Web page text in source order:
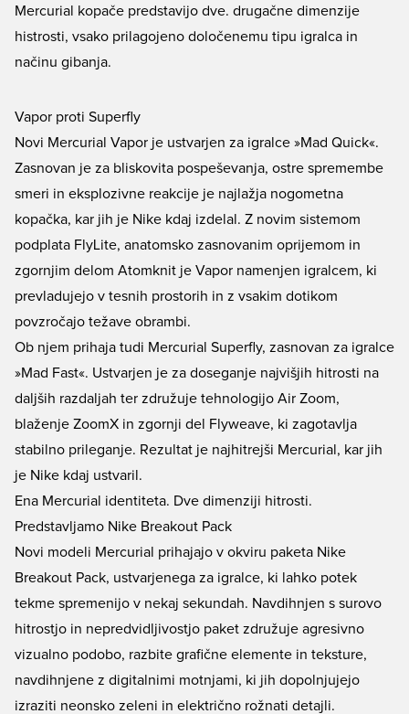
Mercurial kopače predstavijo dve. drugačne dimenzije
histrosti, vsako prilagojeno določenemu tipu igralca in
načinu gibanja.
Vapor proti Superfly
Novi Mercurial Vapor je ustvarjen za igralce »Mad Quick«.
Zasnovan je za bliskovita pospeševanja, ostre spremembe
smeri in eksplozivne reakcije je najlažja nogometna
kopačka, kar jih je Nike kdaj izdelal. Z novim sistemom
podplata FlyLite, anatomsko zasnovanim oprijemom in
zgornjim delom Atomknit je Vapor namenjen igralcem, ki
prevladujejo v tesnih prostorih in z vsakim dotikom
povzročajo težave obrambi.
Ob njem prihaja tudi Mercurial Superfly, zasnovan za igralce
»Mad Fast«. Ustvarjen je za doseganje najvišjih hitrosti na
daljših razdaljah ter združuje tehnologijo Air Zoom,
blaženje ZoomX in zgornji del Flyweave, ki zagotavlja
stabilno prileganje. Rezultat je najhitrejši Mercurial, kar jih
je Nike kdaj ustvaril.
Ena Mercurial identiteta. Dve dimenziji hitrosti.
Predstavljamo Nike Breakout Pack
Novi modeli Mercurial prihajajo v okviru paketa Nike
Breakout Pack, ustvarjenega za igralce, ki lahko potek
tekme spremenijo v nekaj sekundah. Navdihnjen s surovo
hitrostjo in nepredvidljivostjo paket združuje agresivno
vizualno podobo, razbite grafične elemente in teksture,
navdihnjene z digitalnimi motnjami, ki jih dopolnjujejo
izraziti neonsko zeleni in električno rožnati detajli.